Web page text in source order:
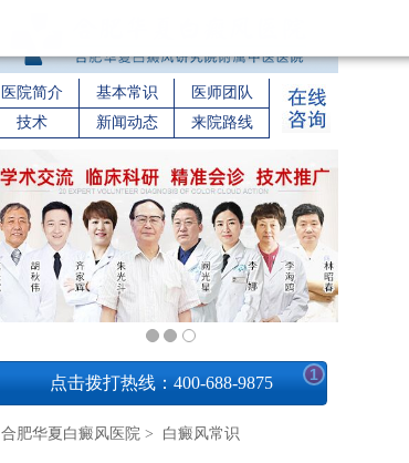
医院简介 基本常识
医师团队
技术
新闻动态 来院路线
点击拨打热线：400-688-9875 1
合肥华夏白癜风医院 > 白癜风常识